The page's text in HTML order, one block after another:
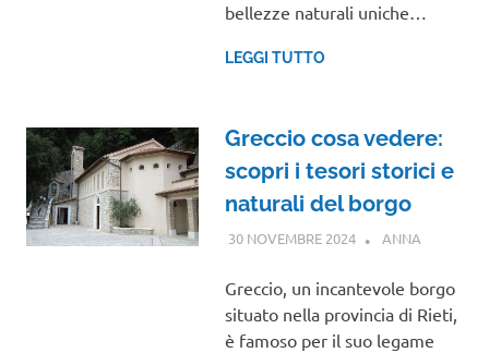
bellezze naturali uniche…
LEGGI TUTTO
Greccio cosa vedere:
scopri i tesori storici e
naturali del borgo
30 NOVEMBRE 2024 ANNA
Greccio, un incantevole borgo
situato nella provincia di Rieti,
è famoso per il suo legame